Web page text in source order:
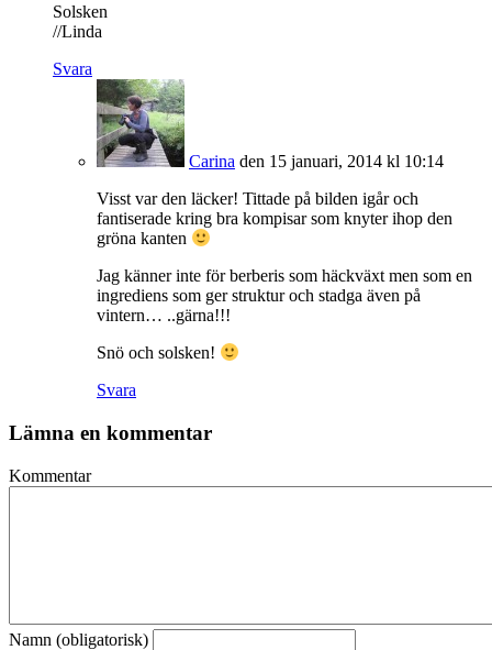
Solsken
//Linda
Svara
Carina den 15 januari, 2014 kl 10:14
Visst var den läcker! Tittade på bilden igår och
fantiserade kring bra kompisar som knyter ihop den
gröna kanten
Jag känner inte för berberis som häckväxt men som en
ingrediens som ger struktur och stadga även på
vintern… ..gärna!!!
Snö och solsken!
Svara
Lämna en kommentar
Kommentar
Namn (obligatorisk)